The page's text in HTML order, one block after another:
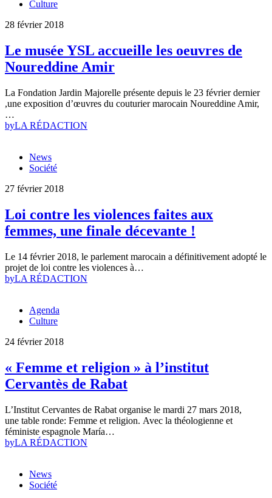
Culture
28 février 2018
Le musée YSL accueille les oeuvres de
Noureddine Amir
La Fondation Jardin Majorelle présente depuis le 23 février dernier
,une exposition d’œuvres du couturier marocain Noureddine Amir,
…
byLA RÉDACTION
News
Société
27 février 2018
Loi contre les violences faites aux
femmes, une finale décevante !
Le 14 février 2018, le parlement marocain a définitivement adopté le
projet de loi contre les violences à…
byLA RÉDACTION
Agenda
Culture
24 février 2018
« Femme et religion » à l’institut
Cervantès de Rabat
L’Institut Cervantes de Rabat organise le mardi 27 mars 2018,
une table ronde: Femme et religion. Avec la théologienne et
féministe espagnole María…
byLA RÉDACTION
News
Société